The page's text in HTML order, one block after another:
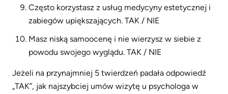
Często korzystasz z usług medycyny estetycznej i
zabiegów upiększających. TAK / NIE
Masz niską samoocenę i nie wierzysz w siebie z
powodu swojego wyglądu. TAK / NIE
Jeżeli na przynajmniej 5 twierdzeń padała odpowiedź
„TAK”, jak najszybciej umów wizytę u psychologa w